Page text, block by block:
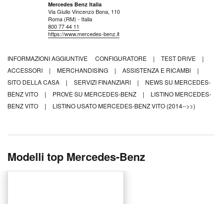
Mercedes Benz Italia
Via Giulio Vincenzo Bona, 110
Roma (RM) - Italia
800 77 44 11
https://www.mercedes-benz.it
INFORMAZIONI AGGIUNTIVE CONFIGURATORE | TEST DRIVE
|
ACCESSORI
| MERCHANDISING | ASSISTENZA E RICAMBI
|
SITO DELLA CASA
| SERVIZI FINANZIARI |
NEWS SU MERCEDES-
BENZ VITO
| PROVE SU MERCEDES-BENZ |
LISTINO MERCEDES-
BENZ VITO
| LISTINO USATO MERCEDES-BENZ VITO (2014-->>)
Modelli top Mercedes-Benz